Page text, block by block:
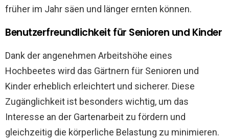
früher im Jahr säen und länger ernten können.
Benutzerfreundlichkeit für Senioren und Kinder
Dank der angenehmen Arbeitshöhe eines
Hochbeetes wird das Gärtnern für Senioren und
Kinder erheblich erleichtert und sicherer. Diese
Zugänglichkeit ist besonders wichtig, um das
Interesse an der Gartenarbeit zu fördern und
gleichzeitig die körperliche Belastung zu minimieren.